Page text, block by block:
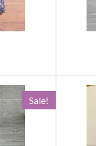
Sale!